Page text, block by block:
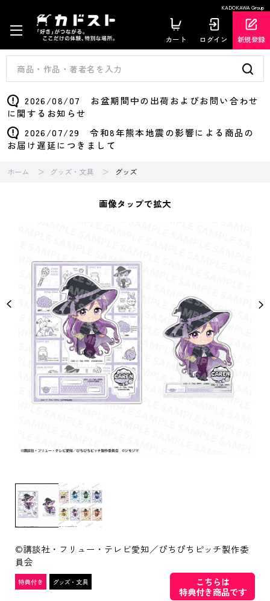
KADOKAWA Group
カート ログイン 新規登録
2026/08/07 お盆期間中の出荷およびお問い合わせ
に関するお知らせ
2026/07/29 令和8年熊本地震の影響による商品の
お届け遅延につきまして
ホーム グッズ・文具 グッズ
画像タップで拡大
©講談社・フリュー・テレビ愛知／ぴちぴちピッチ製作委
員会
こちらは
特典付き商品です